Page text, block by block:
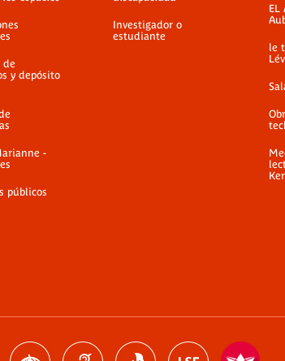
de
y depósito
-
públicos
Investigador o
estudiante
le